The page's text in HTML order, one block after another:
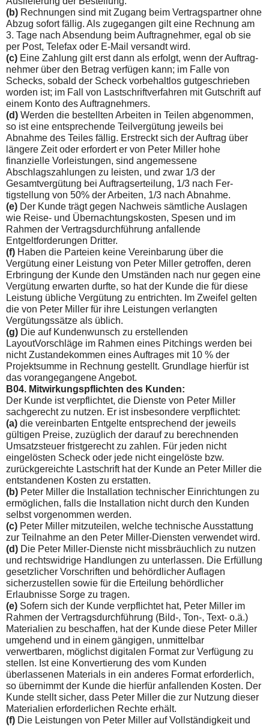
(b) Rechnungen sind mit Zugang beim Vertragspartner ohne
Abzug sofort fällig. Als zugegangen gilt eine Rechnung am
3. Tage nach Absendung beim Auftragnehmer, egal ob sie
per Post, Telefax oder E-Mail versandt wird.
(c) Eine Zahlung gilt erst dann als erfolgt, wenn der Auftrag­
nehmer über den Betrag verfügen kann; im Falle von
Schecks, sobald der Scheck vorbehaltlos gutgeschrieben
worden ist; im Fall von Lastschriftverfahren mit Gutschrift auf
einem Konto des Auftragnehmers.
(d) Werden die bestellten Arbeiten in Teilen abgenommen,
so ist eine entsprechende Teilvergütung jeweils bei
Abnahme des Teiles fällig. Erstreckt sich der Auftrag über
längere Zeit oder erfordert er von Peter Miller hohe
finanzielle Vorleistungen, sind angemessene
Abschlagszahlungen zu leisten, und zwar 1/3 der
Gesamtvergütung bei Auftragserteilung, 1/3 nach Fer­
tigstellung von 50% der Arbeiten, 1/3 nach Abnahme.
(e) Der Kunde trägt gegen Nachweis sämtliche Auslagen
wie Reise- und Übernachtungskosten, Spesen und im
Rahmen der Vertragsdurchführung anfallende
Entgeltforderungen Dritter.
(f) Haben die Parteien keine Vereinbarung über die
Vergütung einer Leistung von Peter Miller getroffen, deren
Erbringung der Kunde den Umständen nach nur gegen eine
Vergütung erwarten durfte, so hat der Kunde die für diese
Leistung übliche Vergütung zu entrichten. Im Zweifel gelten
die von Peter Miller für ihre Leistungen verlangten
Vergütungssätze als üblich.
(g) Die auf Kundenwunsch zu erstellenden
LayoutVorschläge im Rahmen eines Pitchings werden bei
nicht Zustandekommen eines Auftrages mit 10 % der
Projektsumme in Rechnung gestellt. Grundlage hierfür ist
das vorangegangene Angebot.
B04. Mitwirkungspflichten des Kunden:
Der Kunde ist verpflichtet, die Dienste von Peter Miller
sachge­recht zu nutzen. Er ist insbesondere verpflichtet:
(a) die vereinbarten Entgelte entsprechend der jeweils
gültigen Preise, zuzüglich der darauf zu berechnenden
Umsatzsteuer fristgerecht zu zahlen. Für jeden nicht
eingelösten Scheck oder jede nicht eingelöste bzw.
zurückgereichte Lastschrift hat der Kunde an Peter Miller die
entstandenen Kosten zu erstatten.
(b) Peter Miller die Installation technischer Einrichtungen zu
er­möglichen, falls die Installation nicht durch den Kunden
selbst vorgenommen werden.
(c) Peter Miller mitzuteilen, welche technische Ausstattung
zur Teilnahme an den Peter Miller-Diensten verwendet wird.
(d) Die Peter Miller-Dienste nicht missbräuchlich zu nutzen
und rechtswidrige Handlungen zu unterlassen. Die Erfüllung
gesetz­licher Vorschriften und behördlicher Auflagen
sicherzustellen so­wie für die Erteilung behördlicher
Erlaubnisse Sorge zu tragen.
(e) Sofern sich der Kunde verpflichtet hat, Peter Miller im
Rahmen der Vertragsdurchfüh­rung (Bild-, Ton-, Text- o.ä.)
Materialien zu beschaffen, hat der Kunde diese Peter Miller
umgehend und in einem gängigen, unmittelbar
verwertbaren, möglichst digitalen Format zur Verfügung zu
stellen. Ist eine Konvertierung des vom Kunden
überlassenen Materials in ein anderes Format erforderlich,
so übernimmt der Kunde die hierfür anfallenden Kosten. Der
Kunde stellt sicher, dass Peter Miller die zur Nutzung dieser
Materialien erforderlichen Rechte erhält.
(f) Die Leistungen von Peter Miller auf Vollständigkeit und